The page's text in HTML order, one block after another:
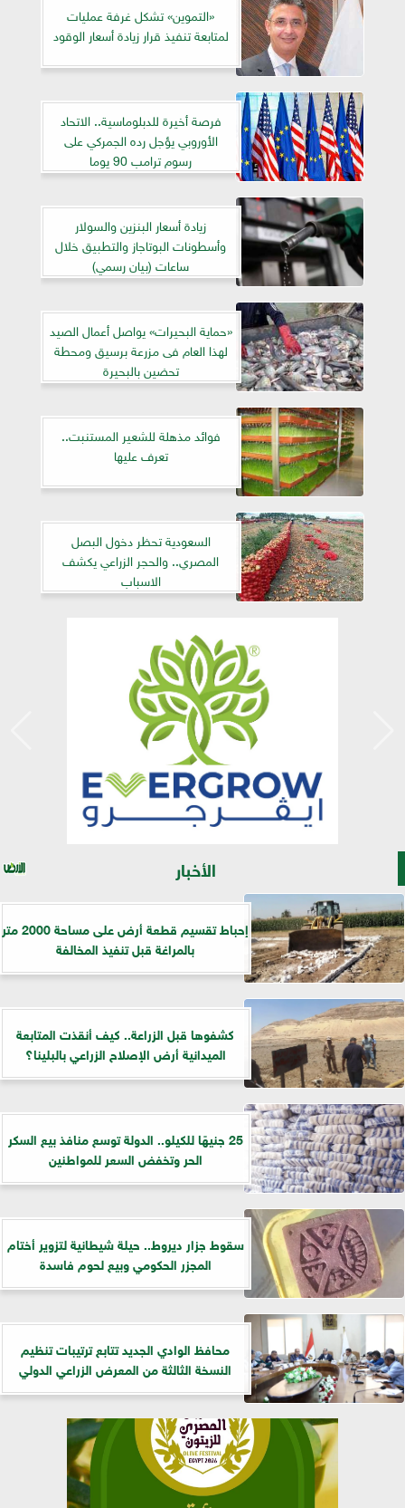
«التموين» تشكل غرفة عمليات
لمتابعة تنفيذ قرار زيادة أسعار الوقود
فرصة أخيرة للدبلوماسية.. الاتحاد
الأوروبي يؤجل رده الجمركي على
رسوم ترامب 90 يوما
زيادة أسعار البنزين والسولار
وأسطونات البوتاجاز والتطبيق خلال
ساعات (بيان رسمي)
«حماية البحيرات» يواصل أعمال الصيد
لهذا العام فى مزرعة برسيق ومحطة
تحضين بالبحيرة
فوائد مذهلة للشعير المستنبت..
تعرف عليها
السعودية تحظر دخول البصل
المصري.. والحجر الزراعي يكشف
الاسباب
الأخبار
إحباط تقسيم قطعة أرض على مساحة 2000 متر
بالمراغة قبل تنفيذ المخالفة
كشفوها قبل الزراعة.. كيف أنقذت المتابعة
الميدانية أرض الإصلاح الزراعي بالبلينا؟
25 جنيهًا للكيلو.. الدولة توسع منافذ بيع السكر
الحر وتخفض السعر للمواطنين
سقوط جزار ديروط.. حيلة شيطانية لتزوير أختام
المجزر الحكومي وبيع لحوم فاسدة
​محافظ الوادي الجديد تتابع ترتيبات تنظيم
النسخة الثالثة من المعرض الزراعي الدولي